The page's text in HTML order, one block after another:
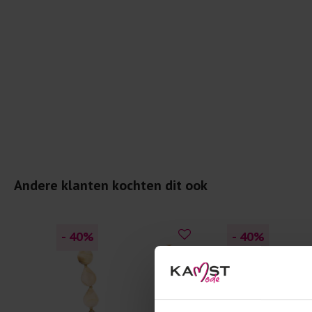
Andere klanten kochten dit ook
- 40% - 40%